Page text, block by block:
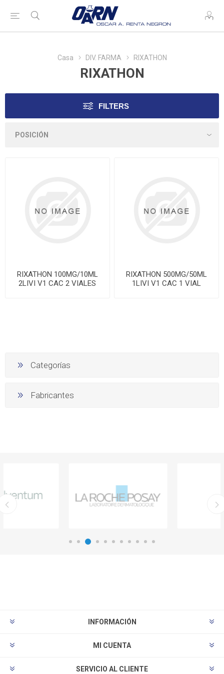
Casa DIV. FARMA RIXATHON
RIXATHON
FILTERS
RIXATHON 100MG/10ML
2LIVI V1 CAC 2 VIALES
RIXATHON 500MG/50ML
1LIVI V1 CAC 1 VIAL
Categorías
Fabricantes
INFORMACIÓN
MI CUENTA
SERVICIO AL CLIENTE